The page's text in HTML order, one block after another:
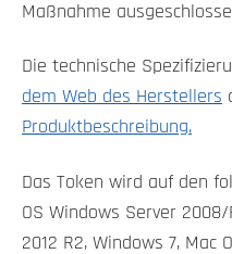
Maßnahme
Die technische
dem Web des Herstellers
Produktbeschreibung.
Das Token wird auf den
OS Windows Server
2012 R2, Windows 7, Mac